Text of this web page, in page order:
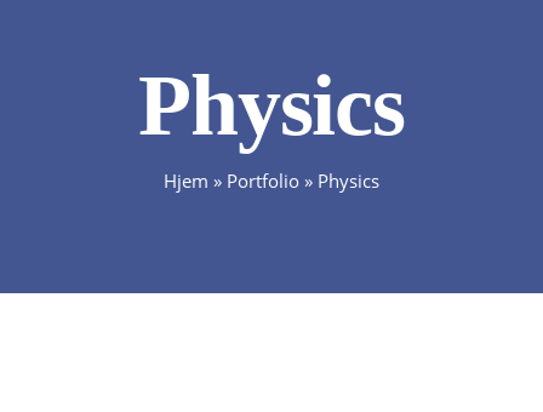
Physics
Hjem » Portfolio » Physics